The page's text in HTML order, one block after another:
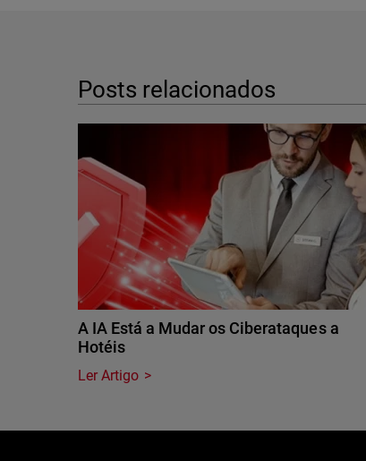
Posts relacionados
A IA Está a Mudar os Ciberataques a
Hotéis
Ler Artigo